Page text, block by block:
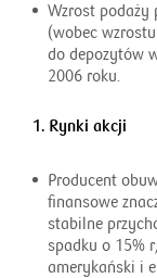
Wzrost podaży
(wobec
do depozytów
2006 roku.
1. Rynki akcji
Producent
finansowe
stabilne
spadku o 15%
amerykański i